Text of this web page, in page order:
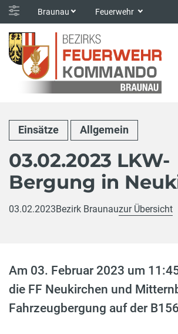
Braunau Feuerwehr
Einsätze Allgemein
03.02.2023 LKW-
Bergung in
03.02.2023Bezirk Braunauzur Übersicht
Am 03. Februar 2023 um
die FF Neukirchen und
Fahrzeugbergung auf der